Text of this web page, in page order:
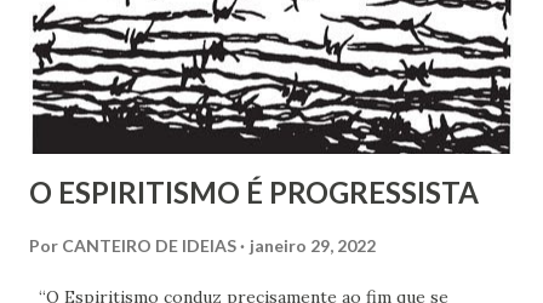
impossível que não trocasse sequer um bilhete com Rivail,
que se assinava seu discípulo e se esforçava por divulgar
seu método em Paris. Pestalozzi, com seu caráter emotivo
e amoroso, não era de ...
O ESPIRITISMO É PROGRESSISTA
Por CANTEIRO DE IDEIAS janeiro 29, 2022
“O Espiritismo conduz precisamente ao fim que se